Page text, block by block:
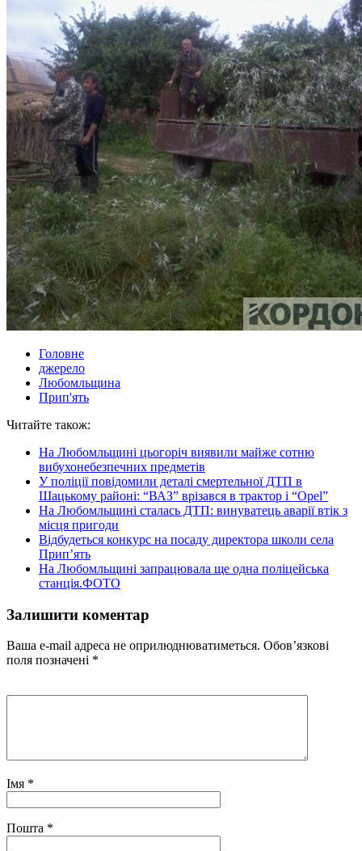
Головне
джерело
Любомльщина
Прип'ять
Читайте також:
На Любомльщині цьогоріч виявили майже сотню
вибухонебезпечних предметів
У поліції повідомили деталі смертельної ДТП в
Шацькому районі: “ВАЗ” врізався в трактор і “Opel”
На Любомльщині сталась ДТП: винуватець аварії втік з
місця пригоди
Відбудеться конкурс на посаду директора школи села
Прип’ять
На Любомльщині запрацювала ще одна поліцейська
станція.ФОТО
Залишити коментар
Ваша e-mail адреса не оприлюднюватиметься. Обов’язкові
поля позначені *
Імя *
Пошта *